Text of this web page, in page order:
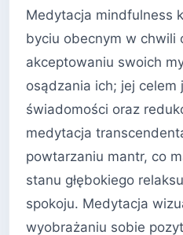
Medytacja mindfulness
byciu obecnym w chwili
akceptowaniu swoich
osądzania ich; jej celem
świadomości oraz
medytacja
powtarzaniu mantr, co
stanu głębokiego
spokoju. Medytacja
wyobrażaniu sobie